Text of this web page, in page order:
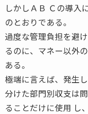
しかしＡＢ Ｃの導入
のとおりである。
過度な管理負担を避
るのに、マネー以外
ある。
極端に言えば、発生
分けた部門別収支は
ることだけに使用 し